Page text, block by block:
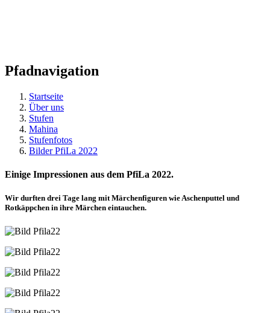
Pfadnavigation
Startseite
Über uns
Stufen
Mahina
Stufenfotos
Bilder PfiLa 2022
Einige Impressionen aus dem PfiLa 2022.
Wir durften drei Tage lang mit Märchenfiguren wie Aschenputtel und
Rotkäppchen in ihre Märchen eintauchen.